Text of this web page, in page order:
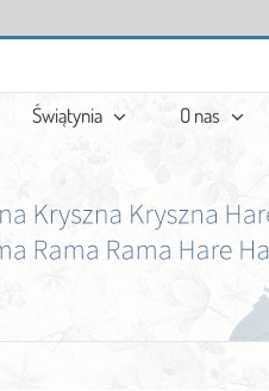
Świątynia O nas